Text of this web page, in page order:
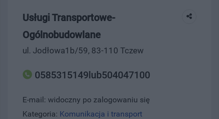
Usługi Transportowe-
Ogólnobudowlane
ul. Jodłowa1b/59, 83-110 Tczew
0585315149lub504047100
E-mail: widoczny po zalogowaniu się
Kategoria: Komunikacja i transport